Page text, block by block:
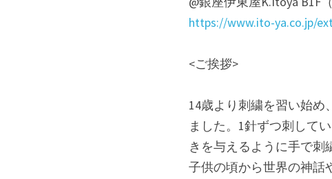
https://www.ito-ya.co.jp/
<ご挨拶>
14歳より刺繍を習い始
ました。1針ずつ刺して
きを与えるように手で刺
子供の頃から世界の神話